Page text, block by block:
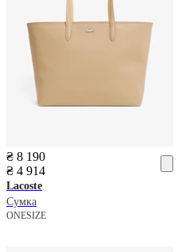
₴ 8 190
₴ 4 914
Lacoste
Сумка
ONESIZE